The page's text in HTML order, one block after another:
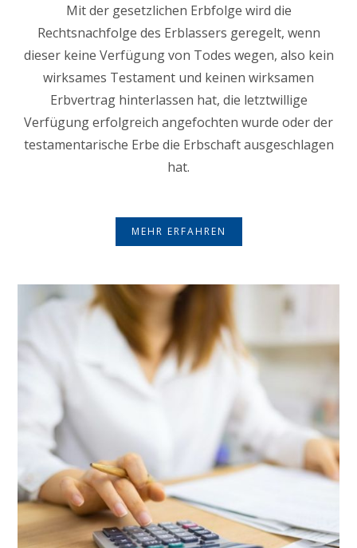
Mit der gesetzlichen Erbfolge wird die
Rechtsnachfolge des Erblassers geregelt, wenn
dieser keine Verfügung von Todes wegen, also kein
wirksames Testament und keinen wirksamen
Erbvertrag hinterlassen hat, die letztwillige
Verfügung erfolgreich angefochten wurde oder der
testamentarische Erbe die Erbschaft ausgeschlagen
hat.
MEHR ERFAHREN